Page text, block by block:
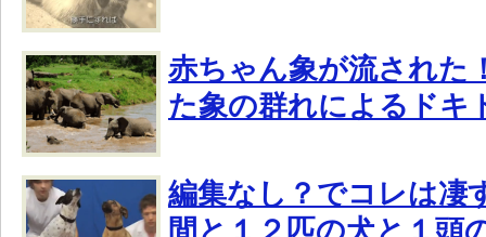
赤ちゃん象が流された
た象の群れによるドキ
編集なし？でコレは凄
間と１２匹の犬と１頭